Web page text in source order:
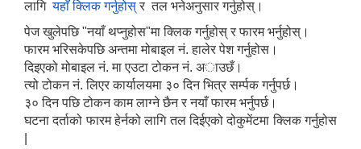
लागि यहाँ क्लिक गर्नुहोस्र तल भनेअनुसार गर्नुहोस्।
पेज खुलेपछि "नयाँ थप्नुहोस"मा क्लिक गर्नुहोस् र फारम भर्नुहोस्।
फारम भरिसकेपछि अन्तमा मोबाइल नं. हालेर पेश गर्नुहोस।
दिइएको मोबाइल नं. मा एउटा टोकन नं. अाउछँ।
त्यो टोकन नं. लिएर कार्यालयमा ३० दिन भित्र सर्म्पक गर्नुपर्छ।
३० दिन पछि टोकन काम लाग्ने छैन र नयाँ फारम भर्नुपर्छ।
घटना दर्ताको फारम हेर्नको लागि तल दिईएको दोकुमेंटमा क्लिक गर्नुहोस